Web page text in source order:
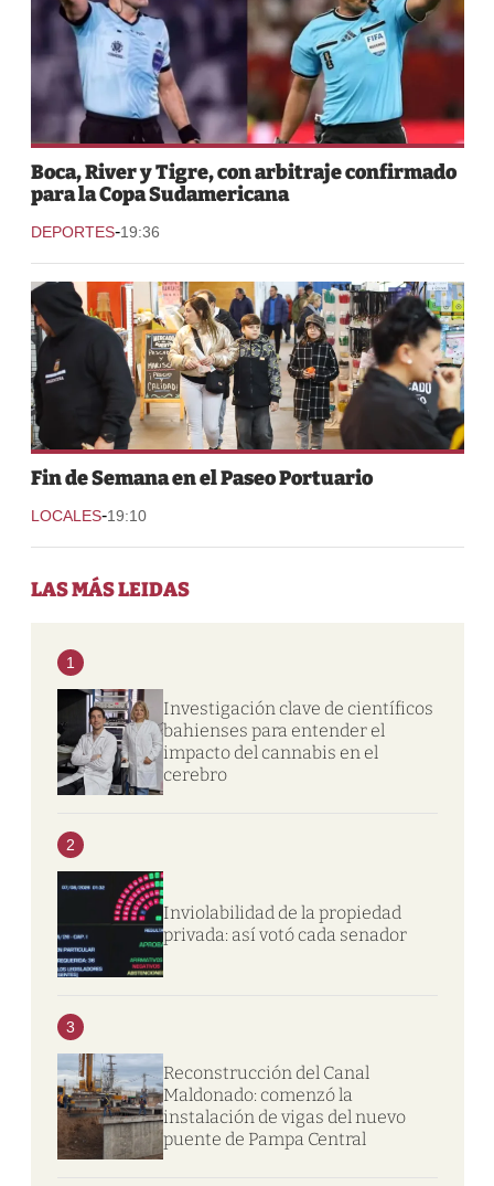
Boca, River y Tigre, con arbitraje confirmado
para la Copa Sudamericana
DEPORTES-19:36
Fin de Semana en el Paseo Portuario
LOCALES-19:10
LAS MÁS LEIDAS
1
Investigación clave de científicos
bahienses para entender el
impacto del cannabis en el
cerebro
2
Inviolabilidad de la propiedad
privada: así votó cada senador
3
Reconstrucción del Canal
Maldonado: comenzó la
instalación de vigas del nuevo
puente de Pampa Central